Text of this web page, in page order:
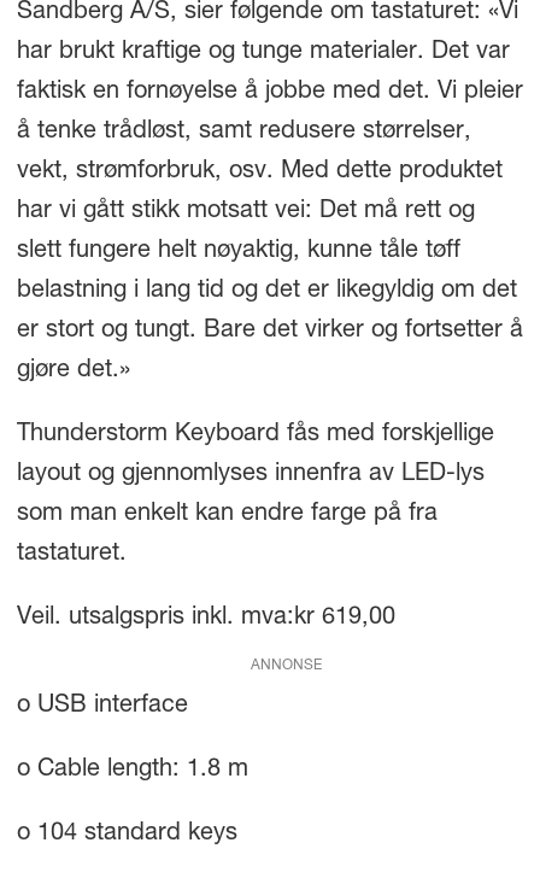
Sandberg A/S, sier følgende om tastaturet: «Vi
har brukt kraftige og tunge materialer. Det var
faktisk en fornøyelse å jobbe med det. Vi pleier
å tenke trådløst, samt redusere størrelser,
vekt, strømforbruk, osv. Med dette produktet
har vi gått stikk motsatt vei: Det må rett og
slett fungere helt nøyaktig, kunne tåle tøff
belastning i lang tid og det er likegyldig om det
er stort og tungt. Bare det virker og fortsetter å
gjøre det.»
Thunderstorm Keyboard fås med forskjellige
layout og gjennomlyses innenfra av LED-lys
som man enkelt kan endre farge på fra
tastaturet.
Veil. utsalgspris inkl. mva:kr 619,00
ANNONSE
o USB interface
o Cable length: 1.8 m
o 104 standard keys